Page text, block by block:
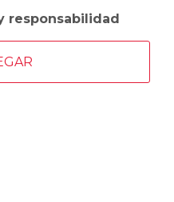
responsabilidad